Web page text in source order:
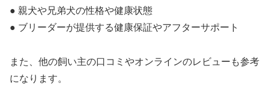
● 親犬や兄弟犬の性格や健康状態
● ブリーダーが提供する健康保証やアフターサポート
また、他の飼い主の口コミやオンラインのレビューも参考
になります。